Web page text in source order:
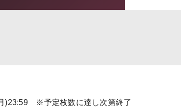
)23:59 ※予定枚数に達し次第終了